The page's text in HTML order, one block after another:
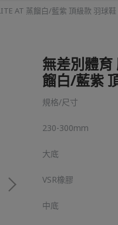
AT 蒸餾白/藍紫 頂級款 羽球
無差別體育
餾白/藍紫
規格/尺寸
230-300mm
大底
VSR橡膠
中底